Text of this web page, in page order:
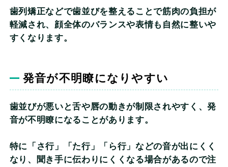
歯列矯正などで歯並びを整えることで筋肉の負担が
軽減され、顔全体のバランスや表情も自然に整いや
すくなります。
発音が不明瞭になりやすい
歯並びが悪いと舌や唇の動きが制限されやすく、発
音が不明瞭になることがあります。
特に「さ行」「た行」「ら行」などの音が出にくく
なり、聞き手に伝わりにくくなる場合があるので注